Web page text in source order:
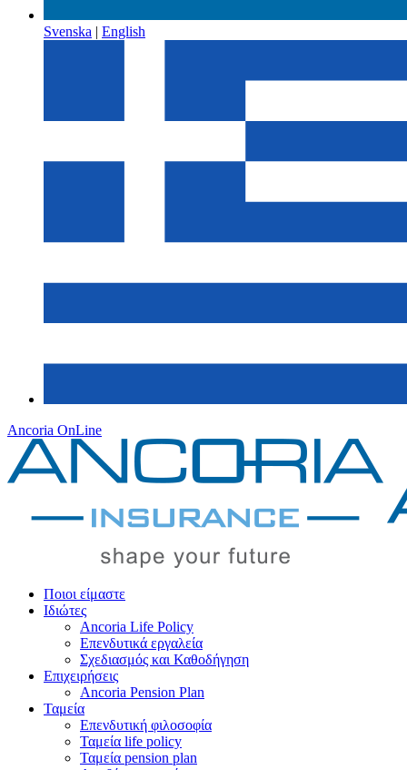
Svenska | English
Ancoria OnLine
Ποιοι είμαστε
Ιδιώτες
Ancoria Life Policy
Επενδυτικά εργαλεία
Σχεδιασμός και Καθοδήγηση
Επιχειρήσεις
Ancoria Pension Plan
Ταμεία
Επενδυτική φιλοσοφία
Ταμεία life policy
Ταμεία pension plan